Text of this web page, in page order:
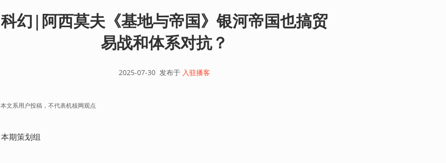
科幻|阿西莫夫《基地与帝国》银河帝国也搞贸
易战和体系对抗？
2025-07-30 发布于 入驻播客
本文系用户投稿，不代表机核网观点
本期策划组